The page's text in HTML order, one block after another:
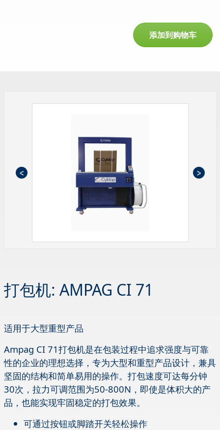
添加到购物车
打包机: AMPAG CI 71
适用于大型重型产品
Ampag CI 71打包机是在包装过程中追求强度与可靠
性的企业的理想选择，专为大型和重型产品设计，兼具
坚固的结构和简单易用的操作。打包速度可达每分钟
30次，拉力可调范围为50-800N，即使是体积大的产
品，也能实现牢固稳定的打包效果。
可通过按钮或脚踏开关轻松操作